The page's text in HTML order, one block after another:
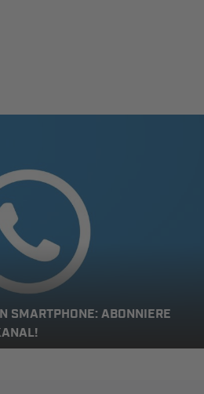
SMARTPHONE: ABONNIERE